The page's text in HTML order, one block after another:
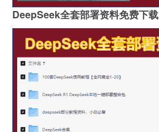
DeepSeek全套部署资料免费下载